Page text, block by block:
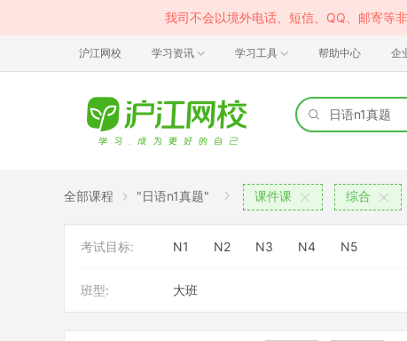
我司不会以境外电话、短信、QQ、邮寄等
沪江网校 学习资讯 学习工具 帮助中心 企
全部课程 "日语n1真题" 课件课 综合
考试目标: N1 N2 N3 N4 N5
班型: 大班